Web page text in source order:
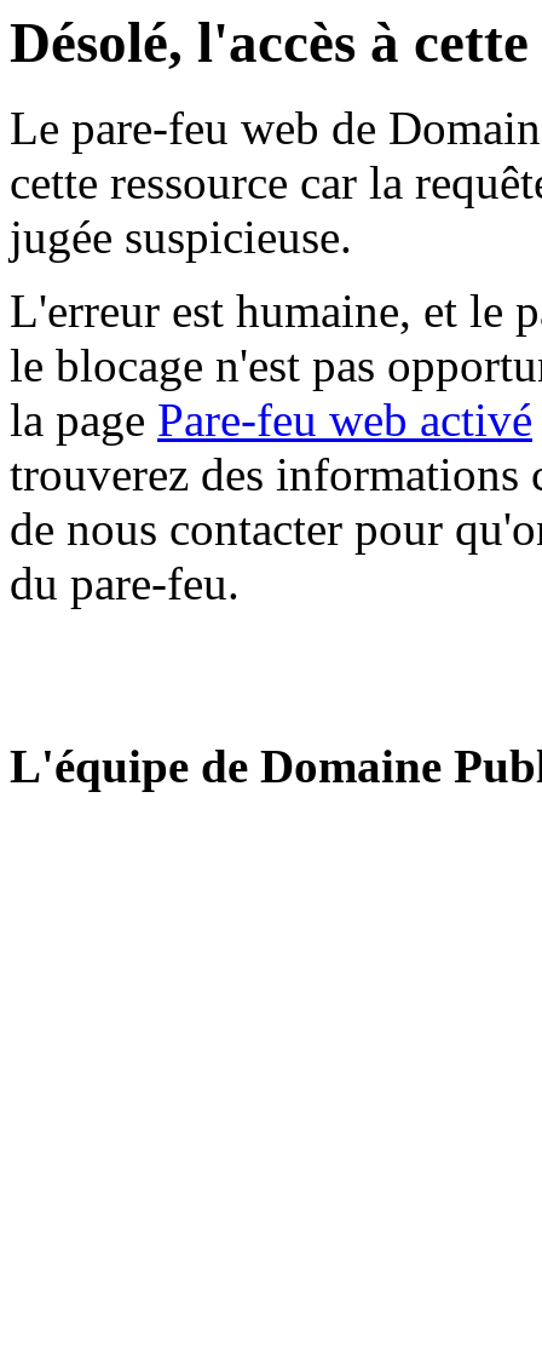
Désolé, l'accès à
Le pare-feu web de
cette ressource car la
jugée suspicieuse.
L'erreur est humaine, et le
le blocage n'est pas
la page Pare-feu web activé
trouverez des informations
de nous contacter pour
du pare-feu.
L'équipe de Domaine